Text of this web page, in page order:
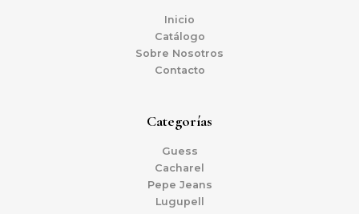
Inicio
Catálogo
Sobre Nosotros
Contacto
Categorías
Guess
Cacharel
Pepe Jeans
Lugupell